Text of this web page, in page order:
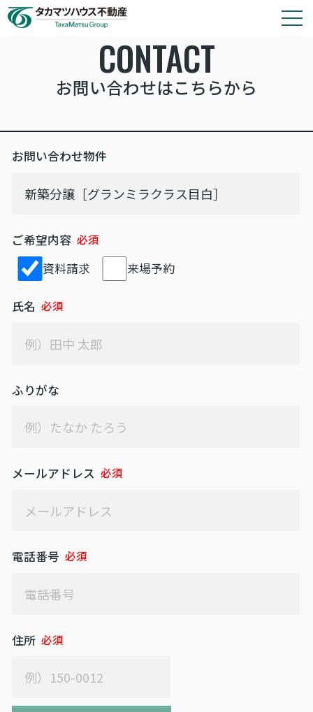
タカマツハウス物件
その他の仲介物件はこちら
タカマツハウス分譲物件のご案内や各種お手続き
は、タカマツハウス不動産株式会社が窓口として
CONTACT
お問い合わせはこちらから
お問い合わせ物件
ご希望内容
資料請求
来場予約
氏名
ふりがな
メールアドレス
電話番号
住所